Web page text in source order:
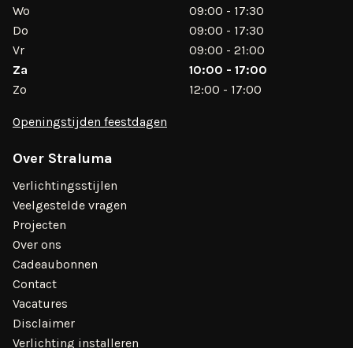
Wo
09:00 - 17:30
Do
09:00 - 17:30
Vr
09:00 - 21:00
Za
10:00 - 17:00
Zo
12:00 - 17:00
Openingstijden feestdagen
Over Straluma
Verlichtingsstijlen
Veelgestelde vragen
Projecten
Over ons
Cadeaubonnen
Contact
Vacatures
Disclaimer
Verlichting installeren